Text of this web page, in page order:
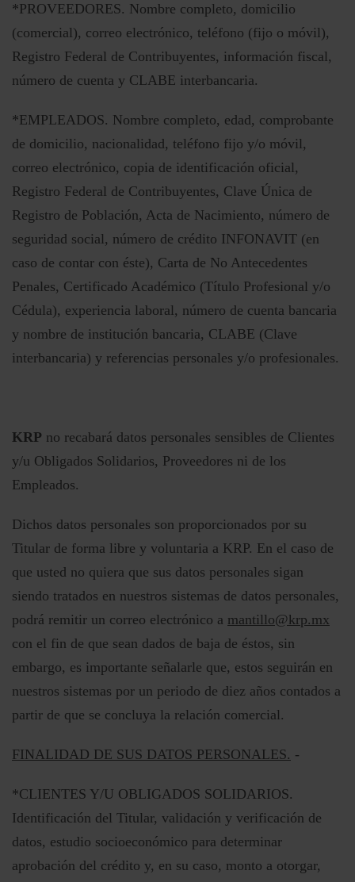
*PROVEEDORES. Nombre completo, domicilio
(comercial), correo electrónico, teléfono (fijo o móvil),
Registro Federal de Contribuyentes, información fiscal,
número de cuenta y CLABE interbancaria.
*EMPLEADOS. Nombre completo, edad, comprobante
de domicilio, nacionalidad, teléfono fijo y/o móvil,
correo electrónico, copia de identificación oficial,
Registro Federal de Contribuyentes, Clave Única de
Registro de Población, Acta de Nacimiento, número de
seguridad social, número de crédito INFONAVIT (en
caso de contar con éste), Carta de No Antecedentes
Penales, Certificado Académico (Título Profesional y/o
Cédula), experiencia laboral, número de cuenta bancaria
y nombre de institución bancaria, CLABE (Clave
interbancaria) y referencias personales y/o profesionales.
KRP no recabará datos personales sensibles de Clientes
y/u Obligados Solidarios, Proveedores ni de los
Empleados.
Dichos datos personales son proporcionados por su
Titular de forma libre y voluntaria a KRP. En el caso de
que usted no quiera que sus datos personales sigan
siendo tratados en nuestros sistemas de datos personales,
podrá remitir un correo electrónico a mantillo@krp.mx
con el fin de que sean dados de baja de éstos, sin
embargo, es importante señalarle que, estos seguirán en
nuestros sistemas por un periodo de diez años contados a
partir de que se concluya la relación comercial.
FINALIDAD DE SUS DATOS PERSONALES. -
*CLIENTES Y/U OBLIGADOS SOLIDARIOS.
Identificación del Titular, validación y verificación de
datos, estudio socioeconómico para determinar
aprobación del crédito y, en su caso, monto a otorgar,